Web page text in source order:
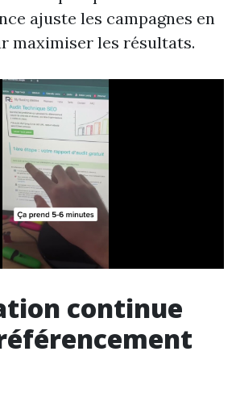
ajuste les campagnes en
maximiser les résultats.
continue